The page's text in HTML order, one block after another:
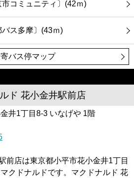
コミュニティ〕(42ｍ)
ス多摩〕(43ｍ)
バス停マップ
ド 花小金井駅前店
井1丁目8-3 いなげや 1階
前店は東京都小平市花小金井1丁目
クドナルドです。マクドナルド 花